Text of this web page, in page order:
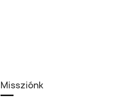
Missziónk